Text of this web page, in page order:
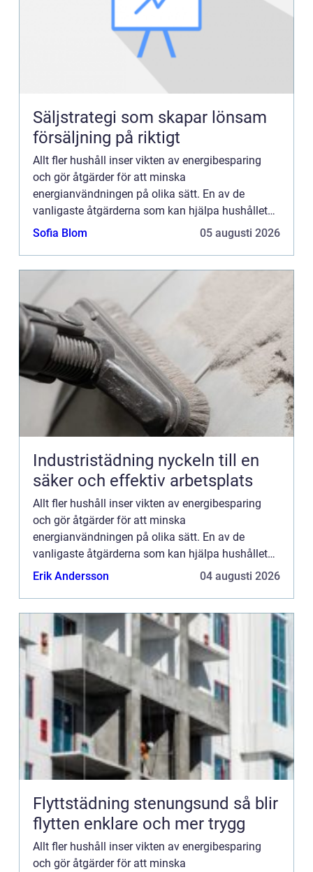
Säljstrategi som skapar lönsam
försäljning på riktigt
Allt fler hushåll inser vikten av energibesparing
och gör åtgärder för att minska
energianvändningen på olika sätt. En av de
vanligaste åtgärderna som kan hjälpa hushållet
att sänka energikostnaderna rejält är installation
Sofia Blom 05 augusti 2026
Industristädning nyckeln till en
säker och effektiv arbetsplats
Allt fler hushåll inser vikten av energibesparing
och gör åtgärder för att minska
energianvändningen på olika sätt. En av de
vanligaste åtgärderna som kan hjälpa hushållet
att sänka energikostnaderna rejält är installation
Erik Andersson 04 augusti 2026
Flyttstädning stenungsund så blir
flytten enklare och mer trygg
Allt fler hushåll inser vikten av energibesparing
och gör åtgärder för att minska